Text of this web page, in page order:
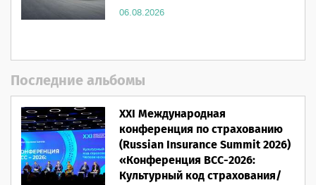
06.08.2026
Последние альбомы
XXI Международная
конференция по страхованию
(Russian Insurance Summit 2026)
«Конференция ВСС-2026:
Культурный код страхования/